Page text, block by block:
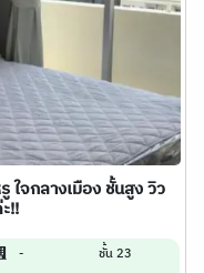
ใจกลางเมือง ชั้นสูง วิว
!!
- ชั้น 23